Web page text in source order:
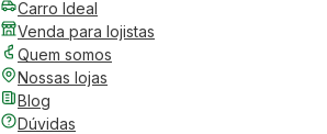
Carro Ideal
Venda para lojistas
Quem somos
Nossas lojas
Blog
Dúvidas